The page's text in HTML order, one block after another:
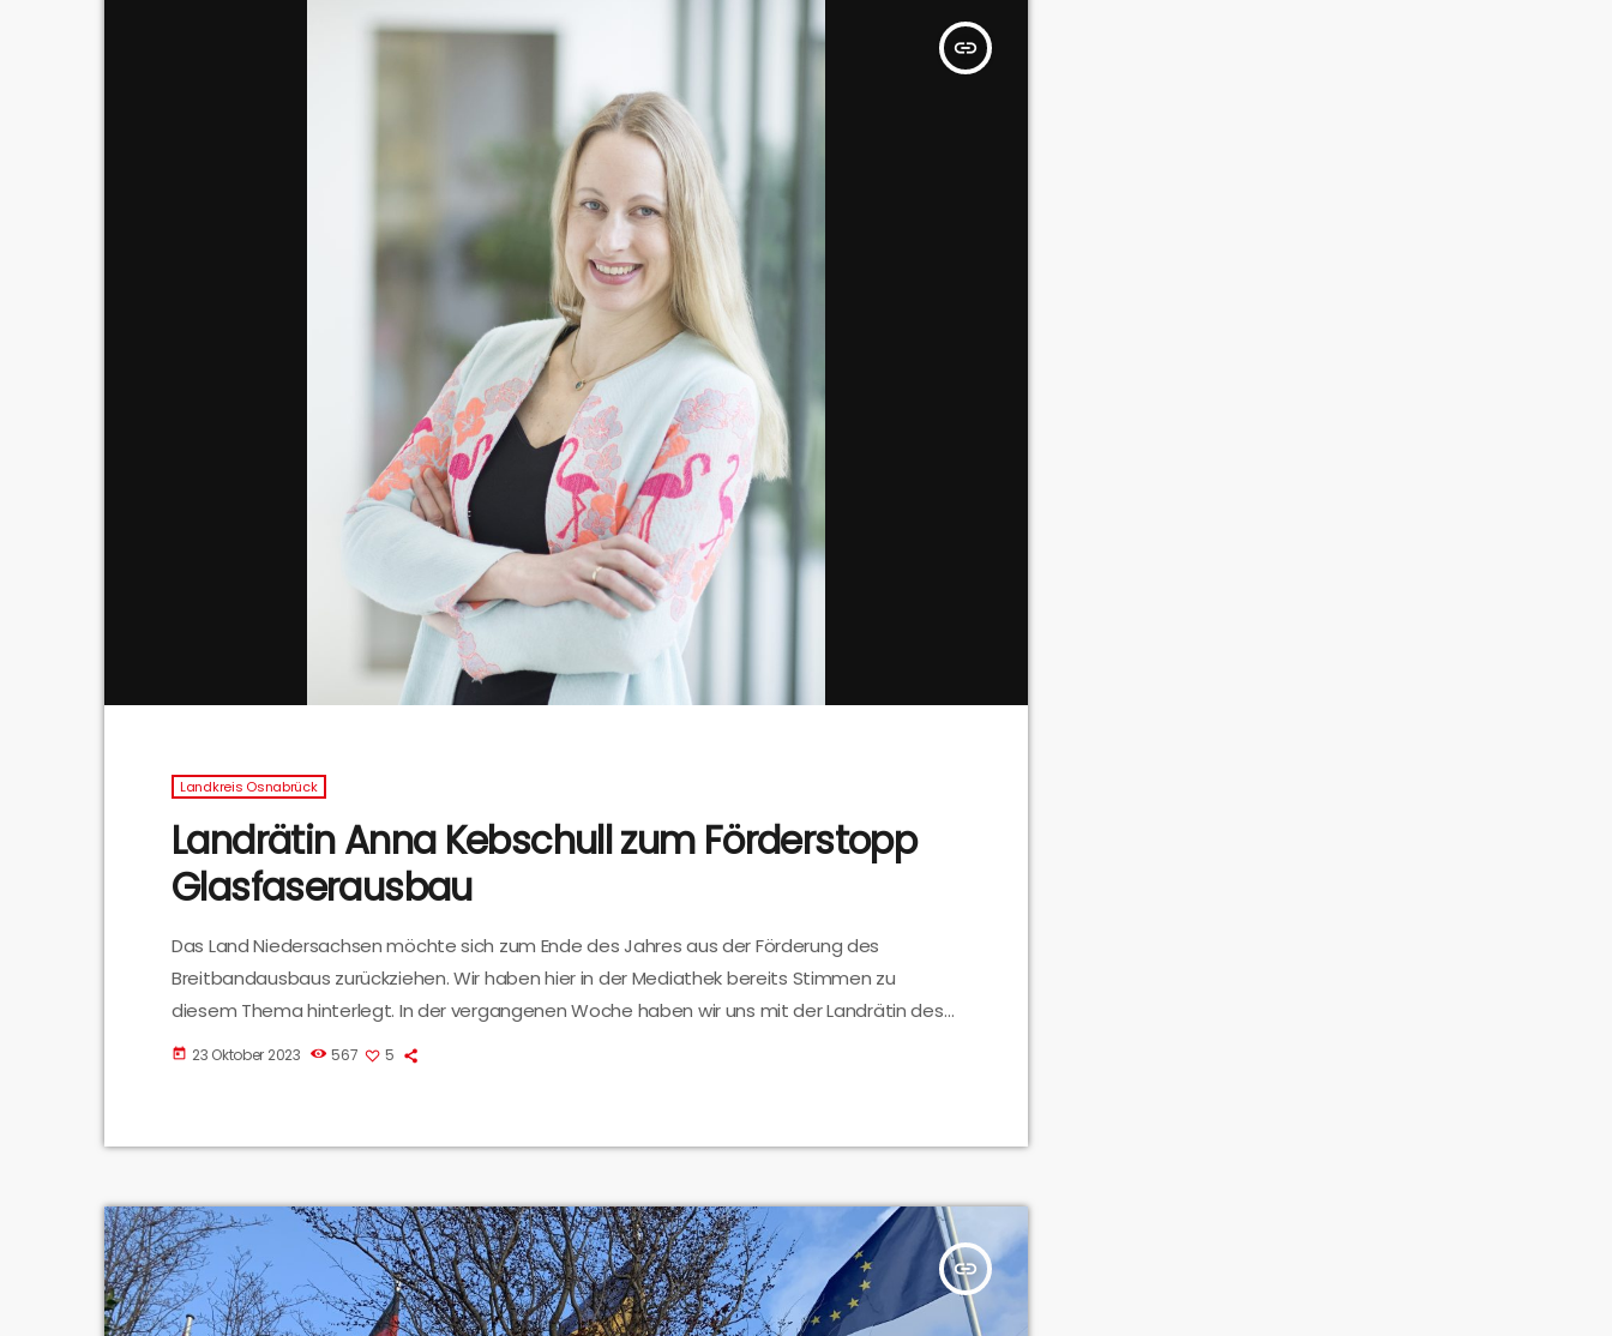
insert_link
Landkreis Osnabrück
Landrätin Anna Kebschull zum Förderstopp
Glasfaserausbau
Das Land Niedersachsen möchte sich zum Ende des Jahres aus der Förderung des
Breitbandausbaus zurückziehen. Wir haben hier in der Mediathek bereits Stimmen zu
diesem Thema hinterlegt. In der vergangenen Woche haben wir uns mit der Landrätin des
Landkreises Osnabrück (Anna Kebschull) getroffen und ausführlich mit ihr über den
today 23 Oktober 2023 567 5
insert_link